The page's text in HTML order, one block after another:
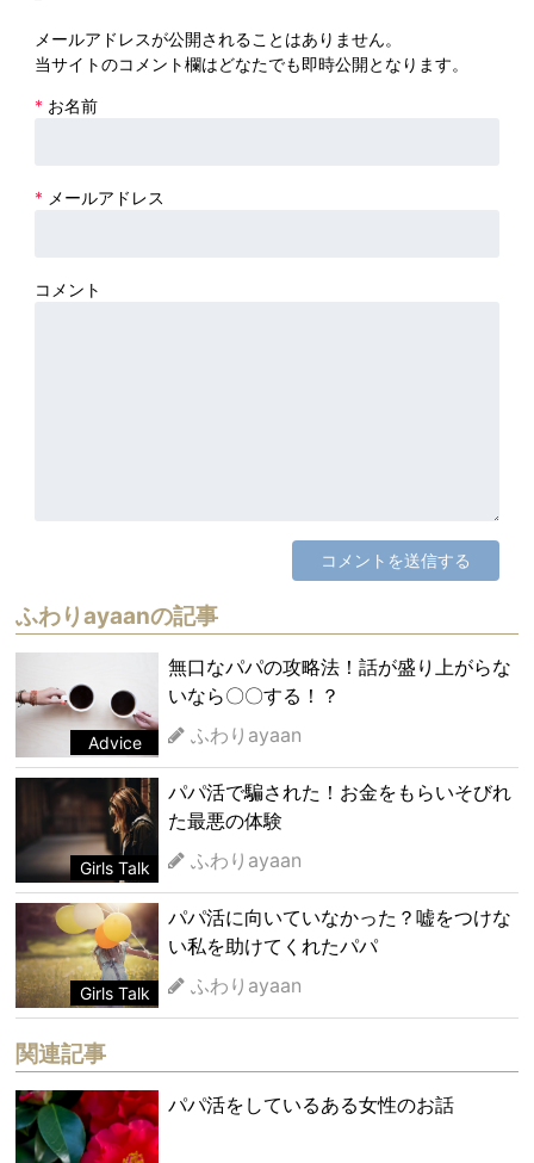
メールアドレスが公開されることはありません。
当サイトのコメント欄はどなたでも即時公開となります。
* お名前
* メールアドレス
コメント
ふわりayaanの記事
Advice
無口なパパの攻略法！話が盛り上がらな
いなら〇〇する！？
ふわりayaan
Girls Talk
パパ活で騙された！お金をもらいそびれ
た最悪の体験
ふわりayaan
Girls Talk
パパ活に向いていなかった？嘘をつけな
い私を助けてくれたパパ
ふわりayaan
関連記事
パパ活をしているある女性のお話